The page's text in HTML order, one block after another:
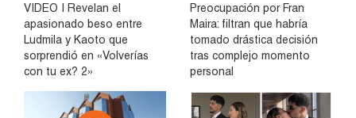
VIDEO | Revelan el
apasionado beso entre
Ludmila y Kaoto que
sorprendió en «Volverías
con tu ex? 2»
Preocupación por Fran
Maira: filtran que habría
tomado drástica decisión
tras complejo momento
personal